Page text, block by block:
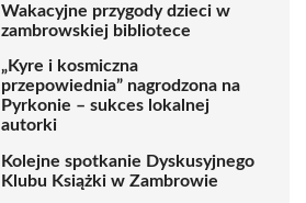
Wakacyjne przygody dzieci w
zambrowskiej bibliotece
„Kyre i kosmiczna
przepowiednia” nagrodzona na
Pyrkonie – sukces lokalnej
autorki
Kolejne spotkanie Dyskusyjnego
Klubu Książki w Zambrowie